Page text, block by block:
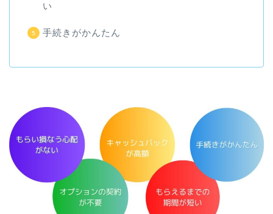
い
手続きがかんたん